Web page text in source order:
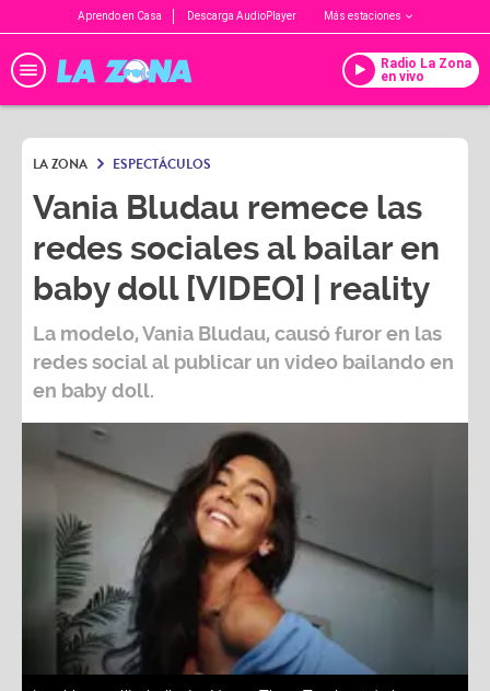
Aprendo en Casa Descarga AudioPlayer Más estaciones
Radio La Zona
en vivo
LA ZONA ESPECTÁCULOS
Vania Bludau remece las
redes sociales al bailar en
baby doll [VIDEO] | reality
La modelo, Vania Bludau, causó furor en las
redes social al publicar un video bailando en
en baby doll.